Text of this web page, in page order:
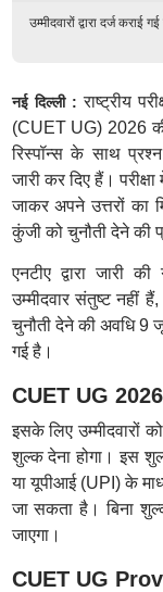
उम्मीदवारों द्वारा दर्ज
नई दिल्ली : राष्ट्रीय
(CUET UG) 2026
रिस्पॉन्स के साथ
जारी कर दिए हैं।
जाकर अपने उत्तरों का
कुंजी को चुनौती देने की
एनटीए द्वारा जारी
उम्मीदवार संतुष्ट
चुनौती देने की अवधि 9
गई है।
CUET UG
इसके लिए उम्मीदवारों
शुल्क देना होगा। इस
या यूपीआई (UPI) के
जा सकता है। बिना
जाएगा।
CUET UG